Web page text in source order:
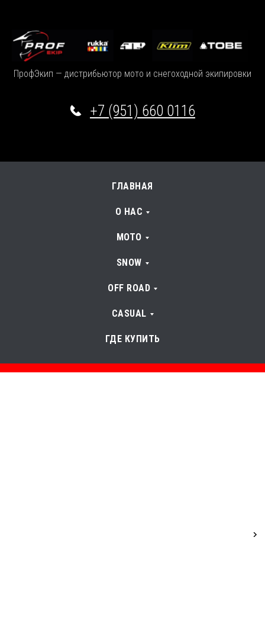
ПрофЭкип — дистрибьютор мото и снегоходной экипировки
+7 (951) 660 0116
ГЛАВНАЯ
О НАС
МОТО
SNOW
OFF ROAD
CASUAL
ГДЕ КУПИТЬ